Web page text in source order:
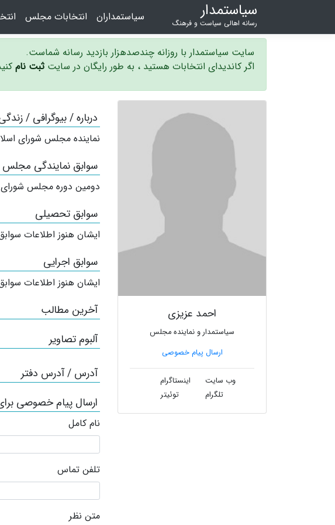
سیاستمدار
رسانه اهالی سیاست و فرهنگ سیاستمداران انتخابات مجلس
سایت سیاستمدار با روزانه چندصدهزار بازدید رسانه شماست.
اگر کاندیدای انتخابات هستید ، به طور رایگان در سایت ثبت نام
احمد عزیزی
سیاستمدار و نماینده مجلس
ارسال پیام خصوصی
وب سایت
اینستاگرام
تلگرام
توئیتر
درباره / بیوگرافی /
نماینده مجلس شورای
سوابق نمایندگی مجلس
دومین دوره مجلس شورای
سوابق تحصیلی
ایشان هنوز اطلاعات
سوابق اجرایی
ایشان هنوز اطلاعات
آخرین مطالب
آلبوم تصاویر
آدرس / آدرس دفتر
ارسال پیام خصوصی
نام کامل
تلفن تماس
متن نظر